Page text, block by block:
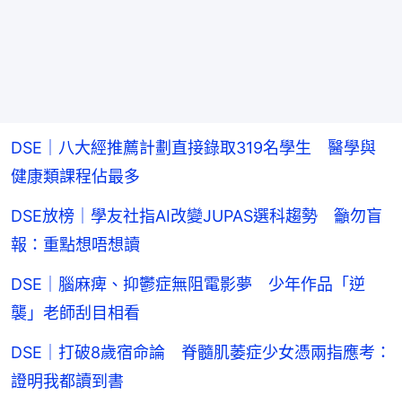
DSE｜八大經推薦計劃直接錄取319名學生 醫學與
健康類課程佔最多
DSE放榜｜學友社指AI改變JUPAS選科趨勢 籲勿盲
報：重點想唔想讀
DSE｜腦麻痺、抑鬱症無阻電影夢 少年作品「逆
襲」老師刮目相看
DSE｜打破8歲宿命論 脊髓肌萎症少女憑兩指應考：
證明我都讀到書